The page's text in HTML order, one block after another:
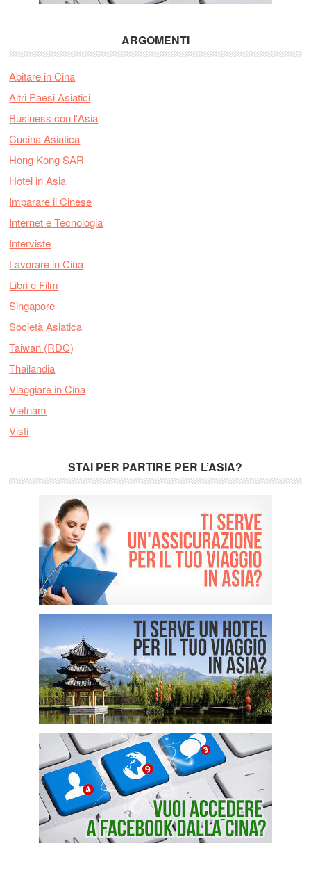
ARGOMENTI
Abitare in Cina
Altri Paesi Asiatici
Business con l'Asia
Cucina Asiatica
Hong Kong SAR
Hotel in Asia
Imparare il Cinese
Internet e Tecnologia
Interviste
Lavorare in Cina
Libri e Film
Singapore
Società Asiatica
Taiwan (RDC)
Thailandia
Viaggiare in Cina
Vietnam
Visti
STAI PER PARTIRE PER L’ASIA?